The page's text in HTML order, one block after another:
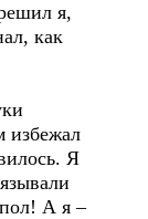
я,
как
Я
А я –